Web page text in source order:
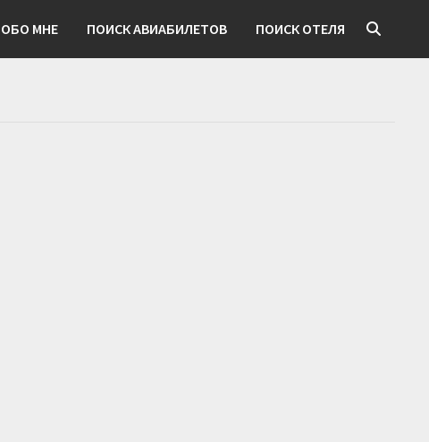
ОБО МНЕ ПОИСК АВИАБИЛЕТОВ ПОИСК ОТЕЛЯ